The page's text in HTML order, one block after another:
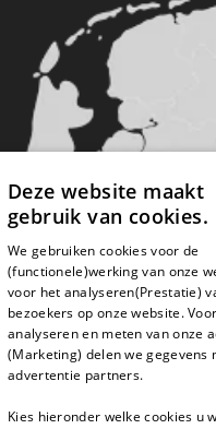
Deze website maakt
gebruik van cookies.
We gebruiken cookies voor de
(functionele)werking van onze
voor het analyseren(Prestatie)
bezoekers op onze website.
analyseren en meten van onze
(Marketing) delen we gegevens
advertentie partners.
Kies hieronder welke cookies u